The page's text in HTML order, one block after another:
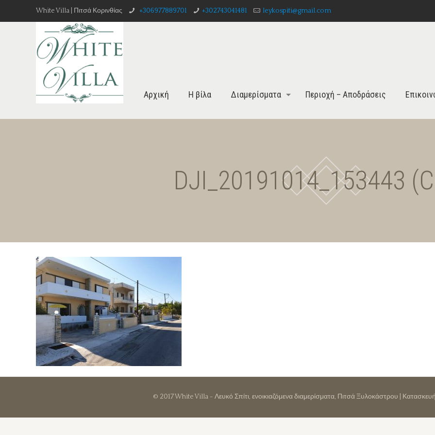
White Villa | Πιτσά Κορινθίας +306977889701 +302743041481 leykospiti@gmail.com
Αρχική Η βίλα Διαμερίσματα Περιοχή – Αποδράσεις
DJI_20191014_153443
© 2017 White Villa - Λευκό Σπίτι, ενοικιαζόμενα διαμερίσματα, Πιτσά Ξυλοκάστρου |